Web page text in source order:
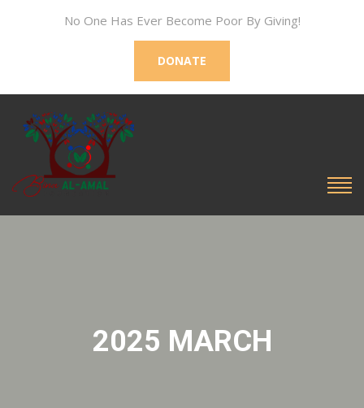
No One Has Ever Become Poor By Giving!
DONATE
2025 MARCH